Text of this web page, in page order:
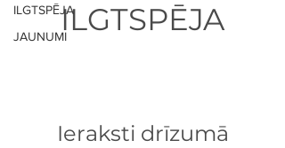
ILGTSPĒJA
JAUNUMIILGTSPĒJA
Ieraksti drīzumā